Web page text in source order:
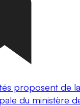
proposent de
du ministère